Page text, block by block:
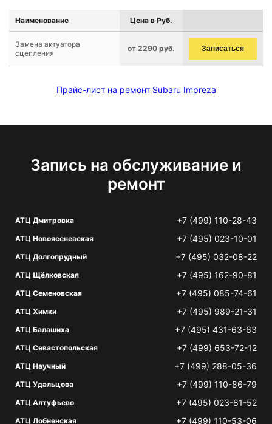
Наименование Цена в Руб.
Замена актуатора
сцепления
от 2290 руб. Записаться
Прайс-лист на ремонт Subaru Impreza
Запись на обслуживание и
ремонт
АТЦ Дмитровка +7 (499) 110-28-43
АТЦ Новоясеневская +7 (495) 023-10-01
АТЦ Долгопрудный +7 (495) 032-08-22
АТЦ Щёлковская +7 (495) 162-90-81
АТЦ Семеновская +7 (495) 085-74-61
АТЦ Химки +7 (495) 989-21-31
АТЦ Балашиха +7 (495) 431-63-63
АТЦ Севастопольская +7 (499) 653-72-12
АТЦ Научный +7 (499) 288-05-36
АТЦ Удальцова +7 (499) 110-86-79
АТЦ Алтуфьево +7 (495) 023-81-52
АТЦ Лобненская +7 (499) 110-53-06